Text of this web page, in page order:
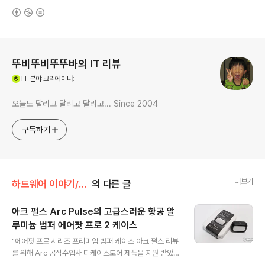
뚜비뚜비뚜뚜바의 IT 리뷰
IT 분야 크리에이터
오늘도 달리고 달리고 달리고... Since 2004
구독하기
하드웨어 이야기/스마트기기 | 충전기 | 케이블 의 다른 글 더보기
아크 펄스 Arc Pulse의 고급스러운 항공 알
루미늄 범퍼 에어팟 프로 2 케이스
"에어팟 프로 시리즈 프리미엄 범퍼 케이스 아크 펄스 리뷰
를 위해 Arc 공식수입사 디케이스토어 제품을 지원 받았습